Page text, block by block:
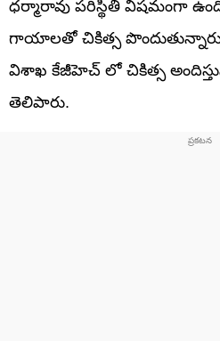
ధర్మారావు పరిస్థితి విషమంగా
గాయాలతో చికిత్స
విశాఖ కేజీహెచ్ లో చికిత్స
తెలిపారు.